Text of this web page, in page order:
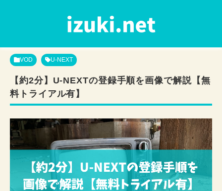
VOD U-NEXT
【約2分】U-NEXTの登録手順を画像で解説【無
料トライアル有】